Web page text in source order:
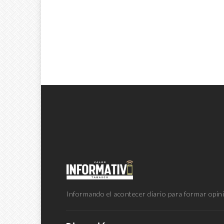
Informando el acontecer diario para formar